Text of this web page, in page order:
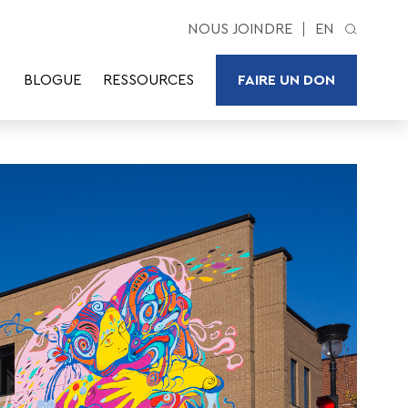
NOUS JOINDRE EN
BLOGUE RESSOURCES FAIRE UN DON